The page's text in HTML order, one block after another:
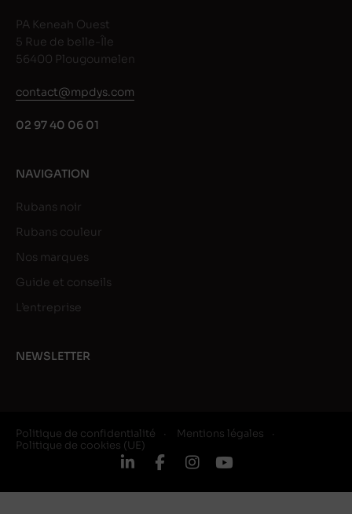
PA Keneah Ouest
5 Rue de belle-Île
56400 Plougoumelen
contact@mpdys.com
02 97 40 06 01
NAVIGATION
Rubans noir
Rubans couleur
Nos marques
Guide et conseils
L’entreprise
NEWSLETTER
Politique de confidentialité
Mentions légales
Politique de cookies (UE)